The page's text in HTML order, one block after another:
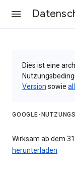
Dies ist eine
Version sowie
GOOGLE-
Wirksam ab dem
herunterladen